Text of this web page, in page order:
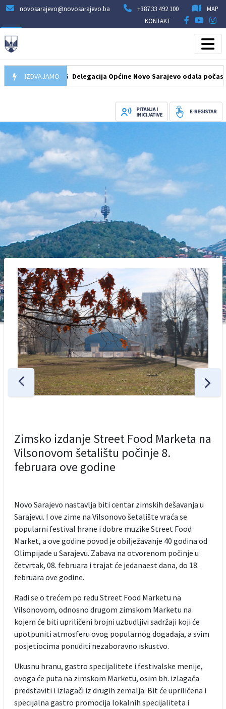
novosarajevo@novosarajevo.ba +387 33 492 100
MAP
KONTAKT
IZDVAJAMO
07.08.2026 Delegacija Općine Novo Sarajevo odala počast
Zimsko izdanje Street Food Marketa na
Vilsonovom šetalištu počinje 8.
februara ove godine
Novo Sarajevo nastavlja biti centar zimskih dešavanja u
Sarajevu. I ove zime na Vilsonovo šetalište vraća se
popularni festival hrane i dobre muzike Street Food
Market, a ove godine povod je obilježavanje 40 godina od
Olimpijade u Sarajevu. Zabava na otvorenom počinje u
četvrtak, 08. februara i trajat će jedanaest dana, do 18.
februara ove godine.
Radi se o trećem po redu Street Food Marketu na
Vilsonovom, odnosno drugom zimskom Marketu na
kojem će biti upriličeni brojni uzbudljivi sadržaji koji će
upotpuniti atmosferu ovog popularnog događaja, a svim
posjetiocima ponuditi nezaboravno iskustvo.
Ukusnu hranu, gastro specijalitete i festivalske menije,
ovoga će puta na zimskom Marketu, osim bh. izlagača
predstaviti i izlagači iz drugih zemalja. Bit će upriličena i
specijalna gastro promocija lokalnih specijaliteta i